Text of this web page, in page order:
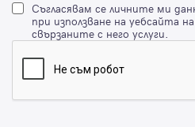
Съгласявам се личните ми
при използване на уебсайта
свързаните с него услуги.